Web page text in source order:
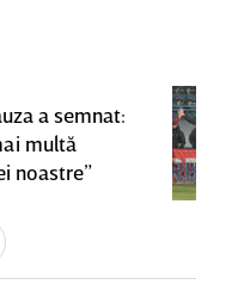
a semnat:
multă
noastre”